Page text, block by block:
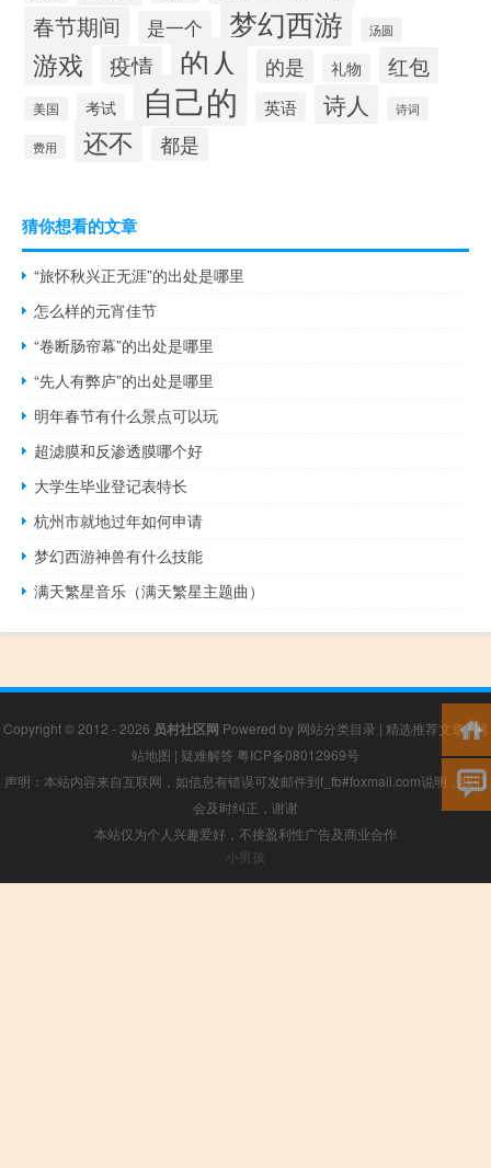
春节期间 是一个 梦幻西游 汤圆
游戏 疫情 的人 的是 礼物 红包
美国 考试 自己的 英语 诗人 诗词
费用 还不 都是
猜你想看的文章
“旅怀秋兴正无涯”的出处是哪里
怎么样的元宵佳节
“卷断肠帘幕”的出处是哪里
“先人有弊庐”的出处是哪里
明年春节有什么景点可以玩
超滤膜和反渗透膜哪个好
大学生毕业登记表特长
杭州市就地过年如何申请
梦幻西游神兽有什么技能
满天繁星音乐（满天繁星主题曲）
Copyright © 2012 - 2026 员村社区网 Powered by 网站分类目录 | 精选推荐文章|网
站地图 | 疑难解答 粤ICP备08012969号
声明：本站内容来自互联网，如信息有错误可发邮件到f_fb#foxmail.com说明，我们
会及时纠正，谢谢
本站仅为个人兴趣爱好，不接盈利性广告及商业合作
小男孩